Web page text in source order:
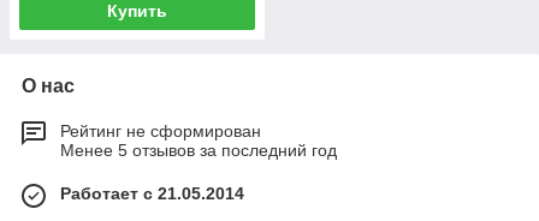
Купить
О нас
Рейтинг не сформирован
Менее 5 отзывов за последний год
Работает с 21.05.2014